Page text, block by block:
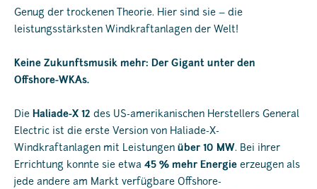
Genug der trockenen Theorie. Hier sind sie – die
leistungsstärksten Windkraftanlagen der Welt!
Keine Zukunftsmusik mehr: Der Gigant unter den
Offshore-WKAs.
Die Haliade-X 12 des US-amerikanischen Herstellers General
Electric ist die erste Version von Haliade-X-
Windkraftanlagen mit Leistungen über 10 MW. Bei ihrer
Errichtung konnte sie etwa 45 % mehr Energie erzeugen als
jede andere am Markt verfügbare Offshore-